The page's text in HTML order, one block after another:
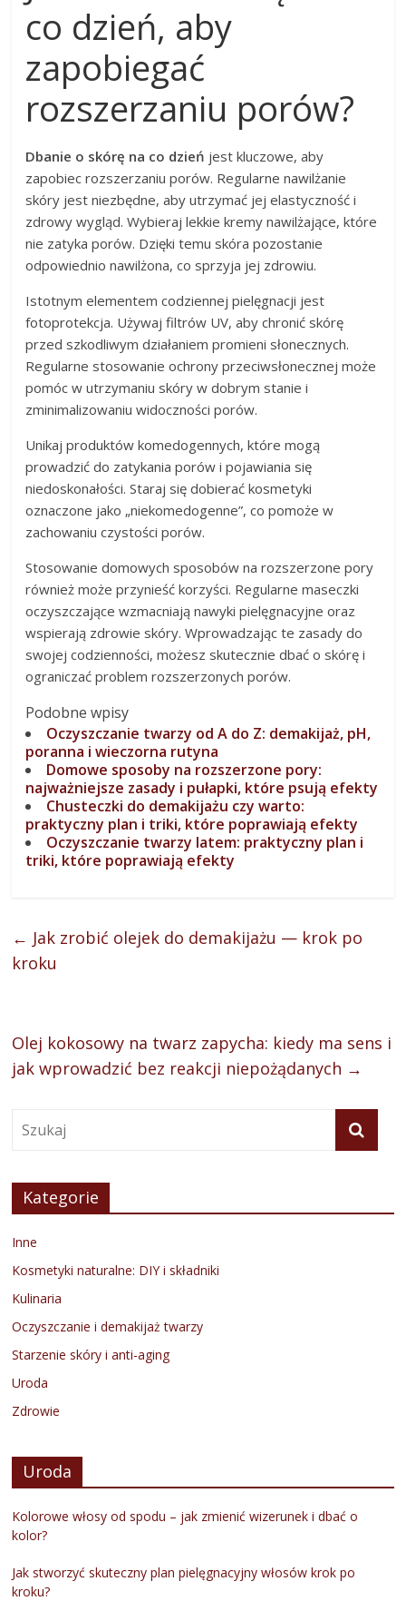
co dzień, aby
zapobiegać
rozszerzaniu porów?
Dbanie o skórę na co dzień jest kluczowe, aby
zapobiec rozszerzaniu porów. Regularne nawilżanie
skóry jest niezbędne, aby utrzymać jej elastyczność i
zdrowy wygląd. Wybieraj lekkie kremy nawilżające, które
nie zatyka porów. Dzięki temu skóra pozostanie
odpowiednio nawilżona, co sprzyja jej zdrowiu.
Istotnym elementem codziennej pielęgnacji jest
fotoprotekcja. Używaj filtrów UV, aby chronić skórę
przed szkodliwym działaniem promieni słonecznych.
Regularne stosowanie ochrony przeciwsłonecznej może
pomóc w utrzymaniu skóry w dobrym stanie i
zminimalizowaniu widoczności porów.
Unikaj produktów komedogennych, które mogą
prowadzić do zatykania porów i pojawiania się
niedoskonałości. Staraj się dobierać kosmetyki
oznaczone jako „niekomedogenne”, co pomoże w
zachowaniu czystości porów.
Stosowanie domowych sposobów na rozszerzone pory
również może przynieść korzyści. Regularne maseczki
oczyszczające wzmacniają nawyki pielęgnacyjne oraz
wspierają zdrowie skóry. Wprowadzając te zasady do
swojej codzienności, możesz skutecznie dbać o skórę i
ograniczać problem rozszerzonych porów.
Podobne wpisy
Oczyszczanie twarzy od A do Z: demakijaż, pH,
poranna i wieczorna rutyna
Domowe sposoby na rozszerzone pory:
najważniejsze zasady i pułapki, które psują efekty
Chusteczki do demakijażu czy warto:
praktyczny plan i triki, które poprawiają efekty
Oczyszczanie twarzy latem: praktyczny plan i
triki, które poprawiają efekty
← Jak zrobić olejek do demakijażu — krok po
kroku
Olej kokosowy na twarz zapycha: kiedy ma sens i
jak wprowadzić bez reakcji niepożądanych →
Kategorie
Inne
Kosmetyki naturalne: DIY i składniki
Kulinaria
Oczyszczanie i demakijaż twarzy
Starzenie skóry i anti-aging
Uroda
Zdrowie
Uroda
Kolorowe włosy od spodu – jak zmienić wizerunek i dbać o
kolor?
Jak stworzyć skuteczny plan pielęgnacyjny włosów krok po
kroku?